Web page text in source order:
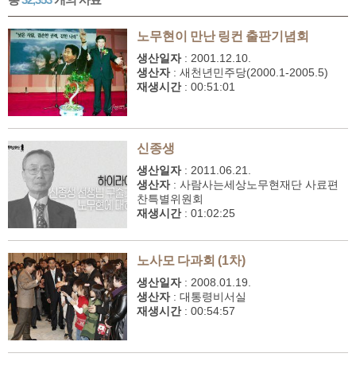
노무현이 만난 링컨 출판기념회
생산일자 : 2001.12.10.
생산자 : 새천년민주당(2000.1-2005.5)
재생시간 : 00:51:01
신종생
생산일자 : 2011.06.21.
생산자 : 사람사는세상노무현재단 사료편
찬특별위원회
재생시간 : 01:02:25
노사모 다과회 (1차)
생산일자 : 2008.01.19.
생산자 : 대통령비서실
재생시간 : 00:54:57